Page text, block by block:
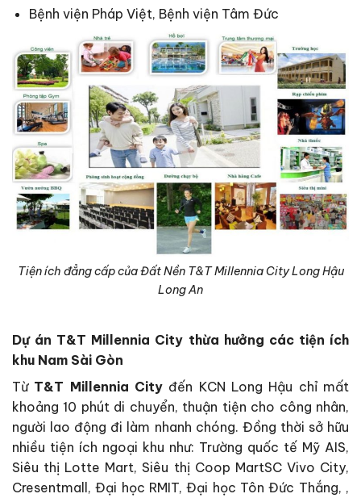
Bệnh viện Pháp Việt, Bệnh viện Tâm Đức
Tiện ích đẳng cấp của Đất Nền T&T Millennia City Long Hậu
Long An
Dự án T&T Millennia City thừa hưởng các tiện ích
khu Nam Sài Gòn
Từ T&T Millennia City đến KCN Long Hậu chỉ mất
khoảng 10 phút di chuyển, thuận tiện cho công nhân,
người lao động đi làm nhanh chóng. Đồng thời sở hữu
nhiều tiện ích ngoại khu như: Trường quốc tế Mỹ AIS,
Siêu thị Lotte Mart, Siêu thị Coop MartSC Vivo City,
Cresentmall, Đại học RMIT, Đại học Tôn Đức Thắng, ,